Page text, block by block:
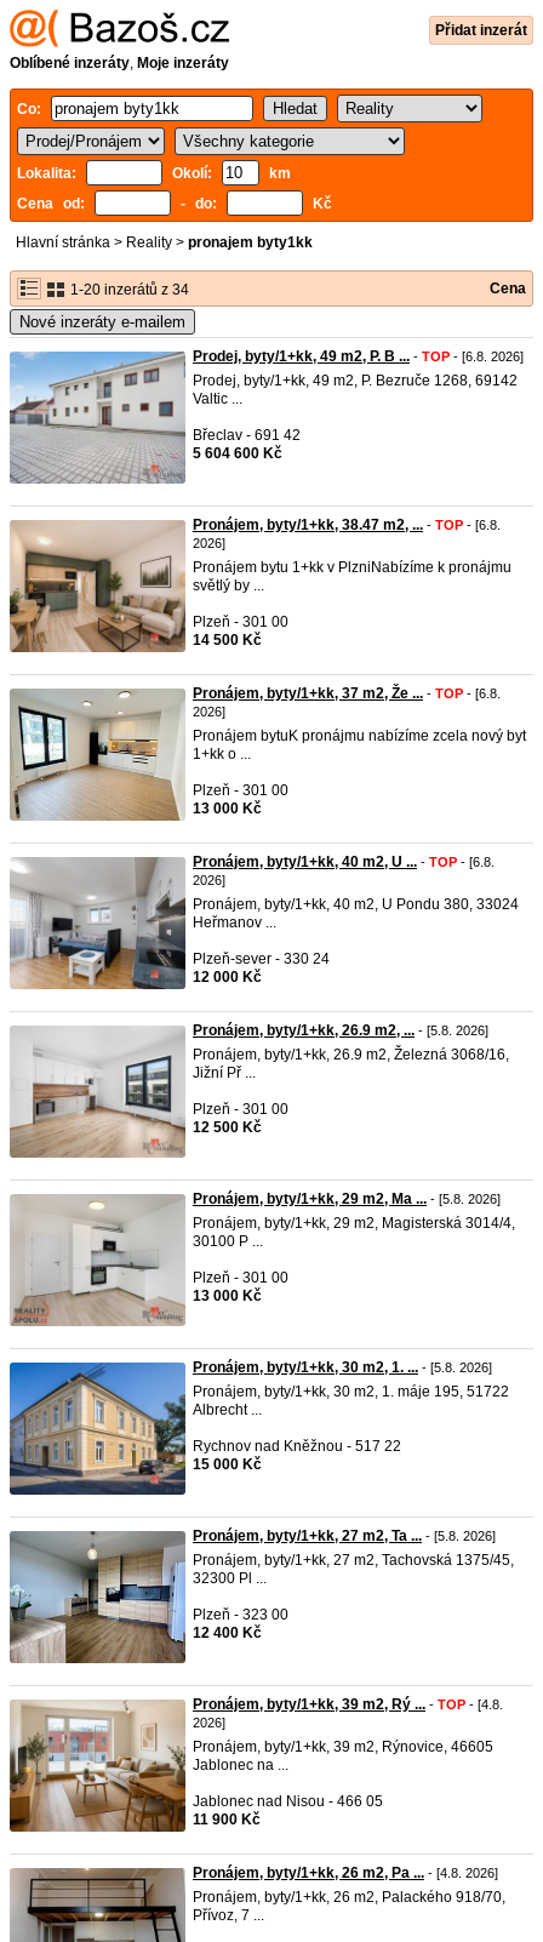
Přidat inzerát
Oblíbené inzeráty, Moje inzeráty
Co:
Lokalita: Okolí:
km
Cena od:
- do: Kč
Hlavní stránka > Reality > pronajem byty1kk
1-20 inzerátů z 34 Cena
Nové inzeráty e-mailem
Prodej, byty/1+kk, 49 m2, P. B ... - TOP - [6.8. 2026]
Prodej, byty/1+kk, 49 m2, P. Bezruče 1268, 69142
Valtic ...
Břeclav - 691 42
5 604 600 Kč
Pronájem, byty/1+kk, 38.47 m2, ... - TOP - [6.8.
2026]
Pronájem bytu 1+kk v PlzniNabízíme k pronájmu
světlý by ...
Plzeň - 301 00
14 500 Kč
Pronájem, byty/1+kk, 37 m2, Že ... - TOP - [6.8.
2026]
Pronájem bytuK pronájmu nabízíme zcela nový byt
1+kk o ...
Plzeň - 301 00
13 000 Kč
Pronájem, byty/1+kk, 40 m2, U ... - TOP - [6.8.
2026]
Pronájem, byty/1+kk, 40 m2, U Pondu 380, 33024
Heřmanov ...
Plzeň-sever - 330 24
12 000 Kč
Pronájem, byty/1+kk, 26.9 m2, ... - [5.8. 2026]
Pronájem, byty/1+kk, 26.9 m2, Železná 3068/16,
Jižní Př ...
Plzeň - 301 00
12 500 Kč
Pronájem, byty/1+kk, 29 m2, Ma ... - [5.8. 2026]
Pronájem, byty/1+kk, 29 m2, Magisterská 3014/4,
30100 P ...
Plzeň - 301 00
13 000 Kč
Pronájem, byty/1+kk, 30 m2, 1. ... - [5.8. 2026]
Pronájem, byty/1+kk, 30 m2, 1. máje 195, 51722
Albrecht ...
Rychnov nad Kněžnou - 517 22
15 000 Kč
Pronájem, byty/1+kk, 27 m2, Ta ... - [5.8. 2026]
Pronájem, byty/1+kk, 27 m2, Tachovská 1375/45,
32300 Pl ...
Plzeň - 323 00
12 400 Kč
Pronájem, byty/1+kk, 39 m2, Rý ... - TOP - [4.8.
2026]
Pronájem, byty/1+kk, 39 m2, Rýnovice, 46605
Jablonec na ...
Jablonec nad Nisou - 466 05
11 900 Kč
Pronájem, byty/1+kk, 26 m2, Pa ... - [4.8. 2026]
Pronájem, byty/1+kk, 26 m2, Palackého 918/70,
Přívoz, 7 ...